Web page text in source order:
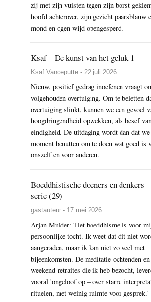
zij met zijn vuisten tegen zijn borst
hoofd achterover, zijn gezicht paarsblauw
mond en ogen wijd opengesperd.
Ksaf – De kunst van het geluk 1
Ksaf Vandeputte - 22 juli 2026
Nieuw, positief gedrag inoefenen vraagt
volgehouden overtuiging. Om te beletten
overtuiging slinkt, kunnen we een gevoel
hoogdringendheid opwekken, als besef
eindigheid. De uitdaging wordt dan dat
moment benutten om te doen wat goed is
onszelf en voor anderen.
Boeddhistische doeners en denkers
serie (29)
gastauteur - 17 mei 2026
Arjan Mulder: 'Het boeddhisme is voor
persoonlijke tocht. Ik weet dat dit niet
aangeraden, maar ik kan niet zo veel met
bijeenkomsten. De meditatie-ochtenden en
weekend-retraites die ik heb bezocht,
vooral 'ongeloof op – over starre
rituelen, met weinig ruimte voor gesprek.'